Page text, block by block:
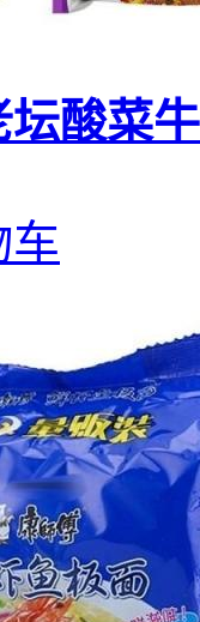
酸菜
车